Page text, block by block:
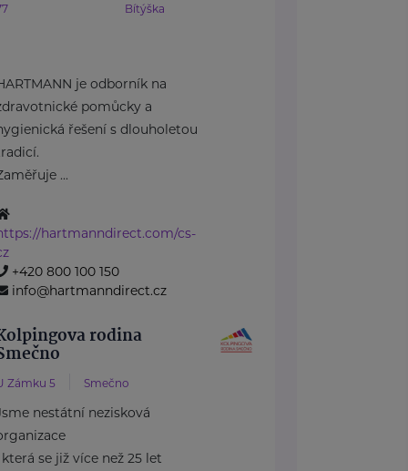
Bítýška
je odborník na
pomůcky a
řešení s dlouholetou
...
hartmanndirect.com/cs-
+420 800 100 150
info@hartmanndirect.cz
rodina
Zámku 5 Smečno
nestátní nezisková
která se již více než 25 let